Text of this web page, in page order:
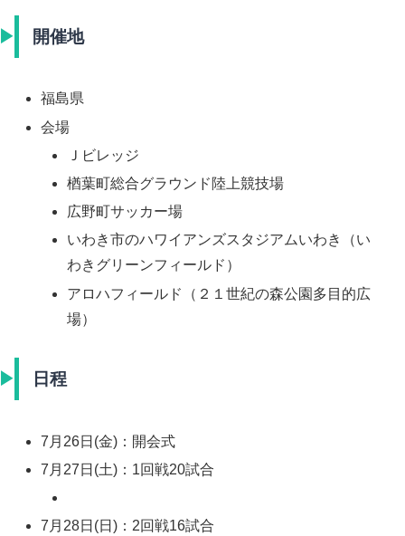
開催地
福島県
会場
Ｊビレッジ
楢葉町総合グラウンド陸上競技場
広野町サッカー場
いわき市のハワイアンズスタジアムいわき（い
わきグリーンフィールド）
アロハフィールド（２１世紀の森公園多目的広
場）
日程
7月26日(金)：開会式
7月27日(土)：1回戦20試合
7月28日(日)：2回戦16試合